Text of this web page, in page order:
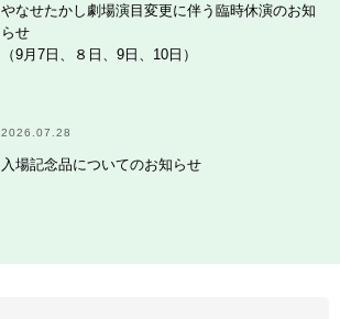
やなせたかし劇場演目変更に伴う臨時休演のお知
らせ
（9月7日、８日、9日、10日）
2026.07.28
入場記念品についてのお知らせ